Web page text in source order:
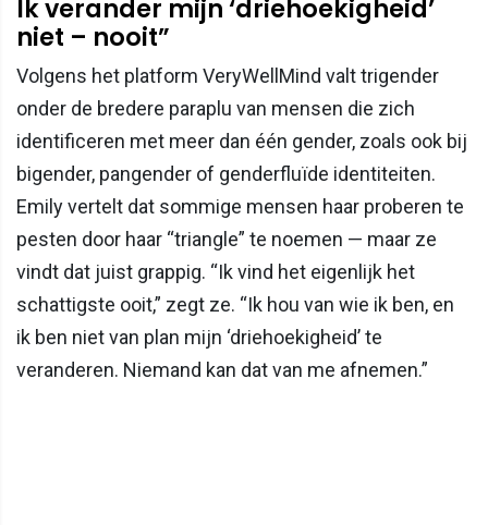
Ik verander mijn ‘driehoekigheid’
niet – nooit”
Volgens het platform VeryWellMind valt trigender
onder de bredere paraplu van mensen die zich
identificeren met meer dan één gender, zoals ook bij
bigender, pangender of genderfluïde identiteiten.
Emily vertelt dat sommige mensen haar proberen te
pesten door haar “triangle” te noemen — maar ze
vindt dat juist grappig. “Ik vind het eigenlijk het
schattigste ooit,” zegt ze. “Ik hou van wie ik ben, en
ik ben niet van plan mijn ‘driehoekigheid’ te
veranderen. Niemand kan dat van me afnemen.”